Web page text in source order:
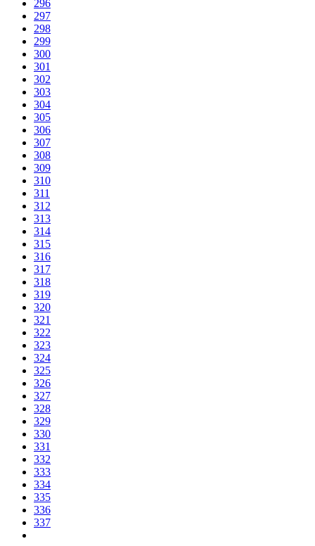
296
297
298
299
300
301
302
303
304
305
306
307
308
309
310
311
312
313
314
315
316
317
318
319
320
321
322
323
324
325
326
327
328
329
330
331
332
333
334
335
336
337